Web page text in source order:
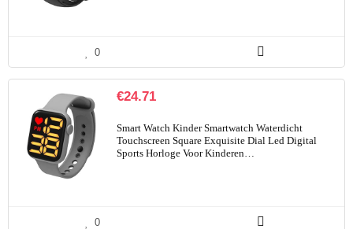
0
€24.71
Smart Watch Kinder Smartwatch Waterdicht
Touchscreen Square Exquisite Dial Led Digital
Sports Horloge Voor Kinderen…
0